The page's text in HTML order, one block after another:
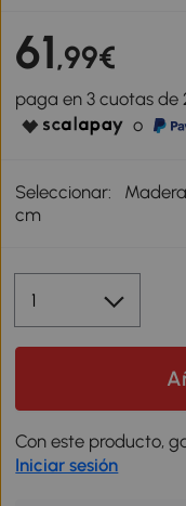
61,99€
paga en 3 cuotas de
o
Seleccionar:
cm
Con este producto,
Iniciar sesión